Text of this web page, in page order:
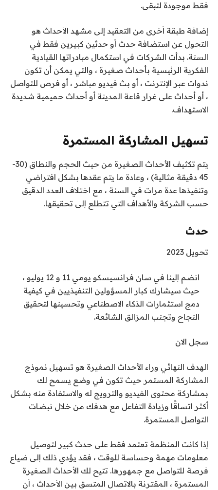
فقط موجودة لتبقى.
إضافة طبقة أخرى من التعقيد إلى مشهد الأحداث هو
التحول عن استضافة حدث أو حدثين كبيرين فقط في
السنة. بدأت الشركات في استكمال مبادراتها القيادية
الفكرية الرئيسية بأحداث صغيرة ، والتي يمكن أن تكون
ندوات عبر الإنترنت ، أو بث فيديو مباشر ، أو فرص للتواصل
، أو أحداث على غرار قاعة المدينة أو أحداث حميمية شديدة
الاستهداف.
تسهيل المشاركة المستمرة
يتم تكثيف الأحداث الصغيرة من حيث الحجم والنطاق (30-
45 دقيقة مثالية) ، وعادة ما يتم عقدها بشكل افتراضي
وتنفيذها عدة مرات في السنة ، مع اختلاف العدد الدقيق
حسب الشركة والأهداف التي تتطلع إلى تحقيقها.
حدث
تحويل 2023
انضم إلينا في سان فرانسيسكو يومي 11 و 12 يوليو ،
حيث سيشارك كبار المسؤولين التنفيذيين في كيفية
دمج استثمارات الذكاء الاصطناعي وتحسينها لتحقيق
النجاح وتجنب المزالق الشائعة.
سجل الان
الهدف النهائي وراء الأحداث الصغيرة هو تسهيل نموذج
المشاركة المستمر حيث تكون في وضع يسمح لك
بمشاركة محتوى الفيديو والترويج له والاستفادة منه بشكل
أكثر اتساقًا وزيادة التفاعل مع هدفك من خلال نبضات
التواصل المستمرة.
إذا كانت المنظمة تعتمد فقط على حدث كبير لتوصيل
معلومات مهمة وحساسة للوقت ، فقد يؤدي ذلك إلى ضياع
فرصة للتواصل مع جمهورها. تتيح لك الأحداث الصغيرة
المستمرة ، المقترنة بالاتصال المتسق بين الأحداث ، أن